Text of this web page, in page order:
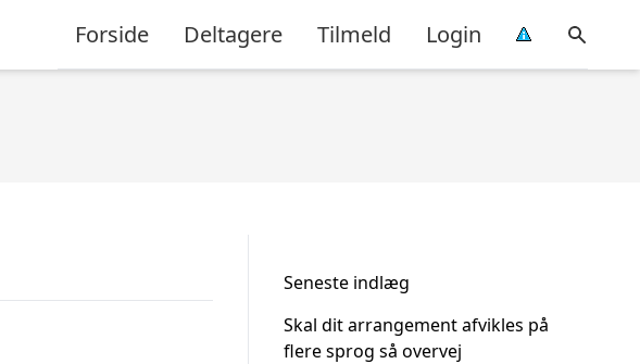
Forside Deltagere Tilmeld Login
Seneste indlæg
Skal dit arrangement afvikles på
flere sprog så overvej